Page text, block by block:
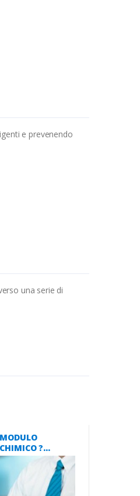
e prevenendo
una serie di
?
ATECO
STATO
ORE [AULA